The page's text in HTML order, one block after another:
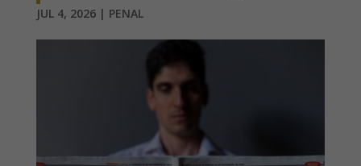
JUL 4, 2026| PENAL